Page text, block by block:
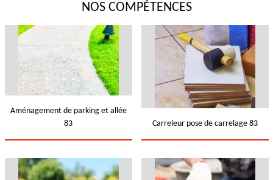
NOS COMPÉTENCES
Aménagement de parking et allée
83
Carreleur pose de carrelage 83